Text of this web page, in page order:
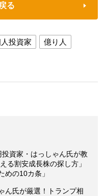
る
投資家
億り人
資家・はっしゃん氏が教
る割安成長株の探し方」
めの10カ条」
ん氏が厳選！トランプ相